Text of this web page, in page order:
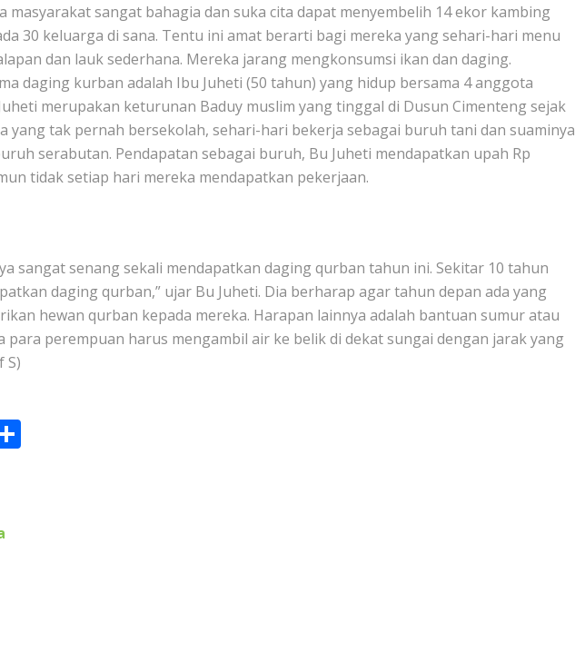
masyarakat sangat bahagia dan suka cita dapat menyembelih 14 ekor kambing
30 keluarga di sana. Tentu ini amat berarti bagi mereka yang sehari-hari menu
dan lauk sederhana. Mereka jarang mengkonsumsi ikan dan daging.
daging kurban adalah Ibu Juheti (50 tahun) yang hidup bersama 4 anggota
merupakan keturunan Baduy muslim yang tinggal di Dusun Cimenteng sejak
yang tak pernah bersekolah, sehari-hari bekerja sebagai buruh tani dan suaminya
serabutan. Pendapatan sebagai buruh, Bu Juheti mendapatkan upah Rp
tidak setiap hari mereka mendapatkan pekerjaan.
sangat senang sekali mendapatkan daging qurban tahun ini. Sekitar 10 tahun
daging qurban,” ujar Bu Juheti. Dia berharap agar tahun depan ada yang
hewan qurban kepada mereka. Harapan lainnya adalah bantuan sumur atau
para perempuan harus mengambil air ke belik di dekat sungai dengan jarak yang
S)